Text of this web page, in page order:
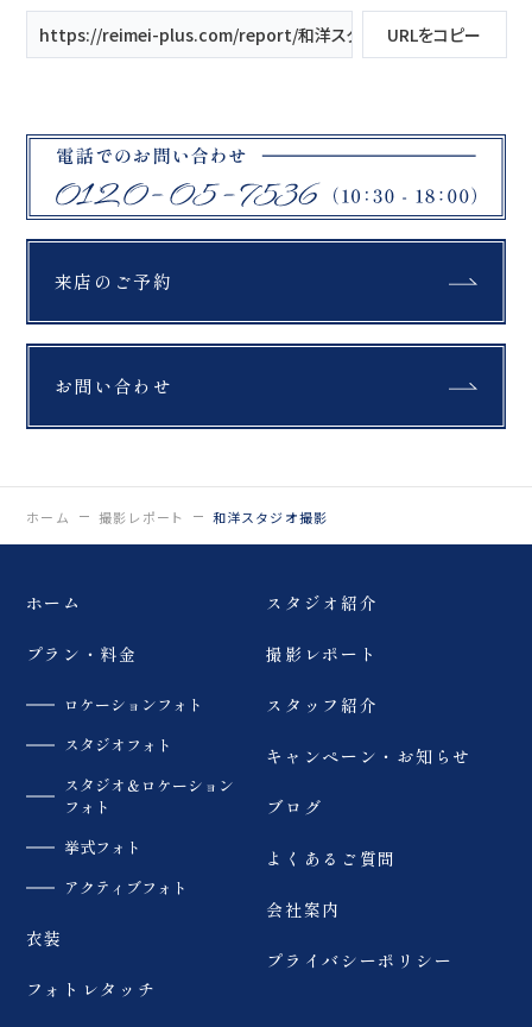
https://reimei-plus.com/report/和洋スタジオ撮影/URLをコピー
来店のご予約
お問い合わせ
ホーム 撮影レポート 和洋スタジオ撮影
ホーム
プラン・料金
ロケーションフォト
スタジオフォト
スタジオ＆ロケーション
フォト
挙式フォト
アクティブフォト
衣装
フォトレタッチ
スタジオ紹介
撮影レポート
スタッフ紹介
キャンペーン・お知らせ
ブログ
よくあるご質問
会社案内
プライバシーポリシー